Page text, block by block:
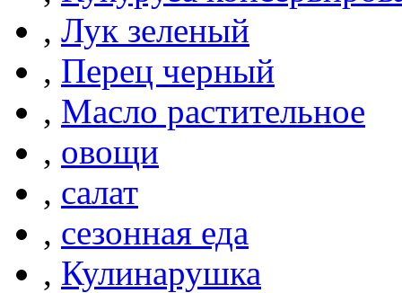
, Лук зеленый
, Перец черный
, Масло растительное
, овощи
, салат
, сезонная еда
, Кулинарушка